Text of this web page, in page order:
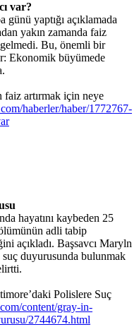
var?
yaptığı açıklamada
yakın zamanda faiz
gelmedi. Bu, önemli bir
Ekonomik büyümede
artırmak için neye
haberler/haber/1772767-
hayatını kaybeden 25
adli tabip
açıkladı. Başsavcı Maryln
duyurusunda bulunmak
Polislere Suç
content/gray-in-
2744674.html